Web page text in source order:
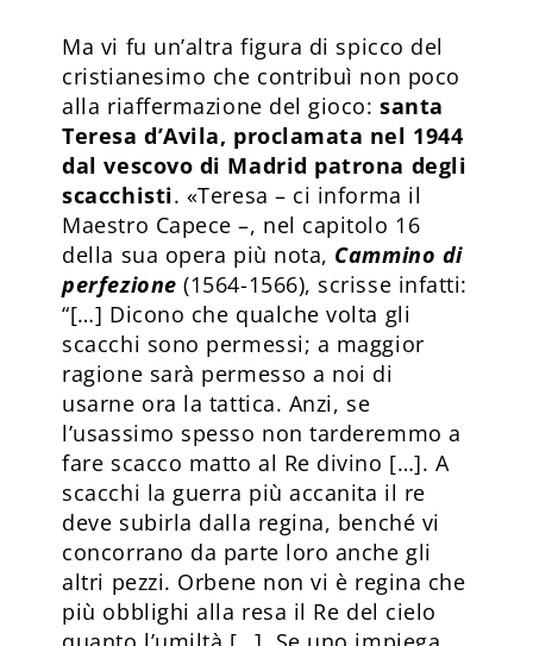
Ma vi fu un’altra figura di spicco del
cristianesimo che contribuì non poco
alla riaffermazione del gioco:santa
Teresa d’Avila, proclamata nel 1944
dal vescovo di Madrid patrona degli
scacchisti. «Teresa – ci informa il
Maestro Capece –, nel capitolo 16
della sua opera più nota, Cammino di
perfezione (1564-1566), scrisse infatti:
“[…] Dicono che qualche volta gli
scacchi sono permessi; a maggior
ragione sarà permesso a noi di
usarne ora la tattica. Anzi, se
l’usassimo spesso non tarderemmo a
fare scacco matto al Re divino […]. A
scacchi la guerra più accanita il re
deve subirla dalla regina, benché vi
concorrano da parte loro anche gli
altri pezzi. Orbene non vi è regina che
più obblighi alla resa il Re del cielo